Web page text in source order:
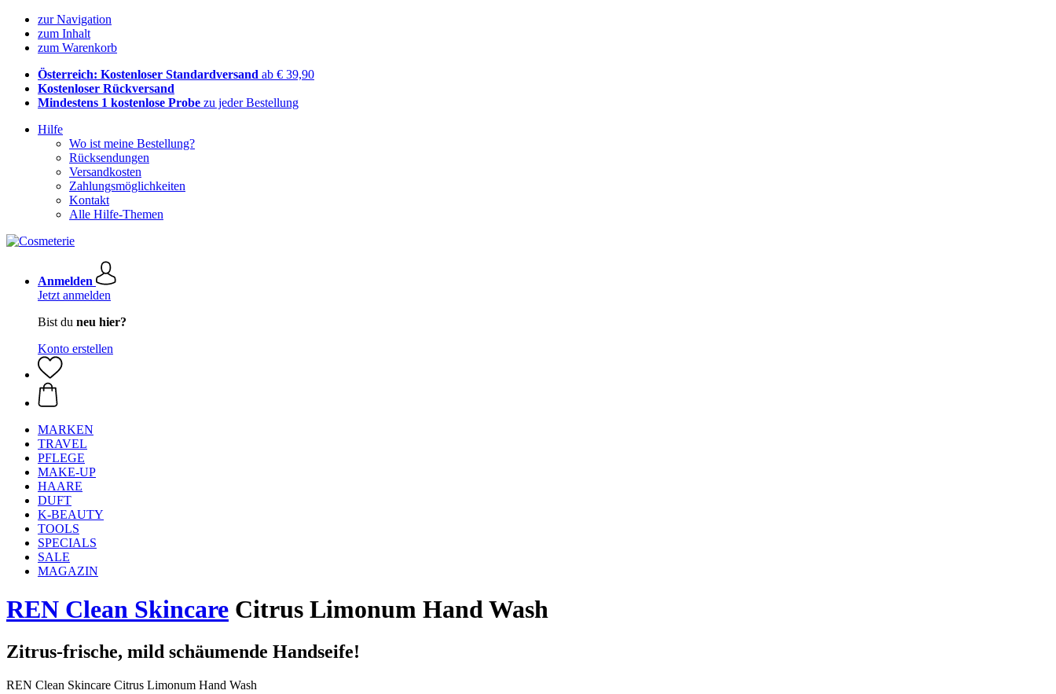
zur Navigation
zum Inhalt
zum Warenkorb
Österreich: Kostenloser Standardversand ab € 39,90
Kostenloser Rückversand
Mindestens 1 kostenlose Probe zu jeder Bestellung
Hilfe
Wo ist meine Bestellung?
Rücksendungen
Versandkosten
Zahlungsmöglichkeiten
Kontakt
Alle Hilfe-Themen
Anmelden
Jetzt anmelden
Bist du neu hier?
Konto erstellen
MARKEN
TRAVEL
PFLEGE
MAKE-UP
HAARE
DUFT
K-BEAUTY
TOOLS
SPECIALS
SALE
MAGAZIN
REN Clean Skincare Citrus Limonum Hand Wash
Zitrus-frische, mild schäumende Handseife!
REN Clean Skincare Citrus Limonum Hand Wash